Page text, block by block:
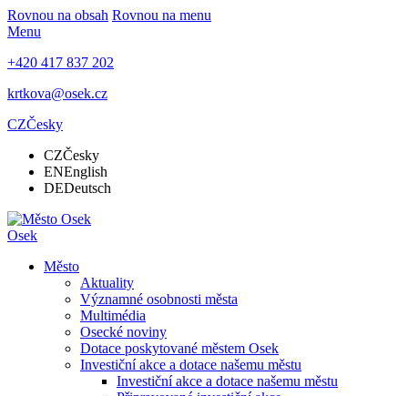
Rovnou na obsah Rovnou na menu
Menu
+420 417 837 202
krtkova@osek.cz
CZČesky
CZČesky
ENEnglish
DEDeutsch
Osek
Město
Aktuality
Významné osobnosti města
Multimédia
Osecké noviny
Dotace poskytované městem Osek
Investiční akce a dotace našemu městu
Investiční akce a dotace našemu městu